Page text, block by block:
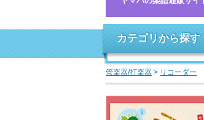
カテゴリから探す
管楽器/打楽器 > リコーダー